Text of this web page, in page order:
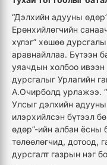
“Дэлхийн адууны
Ерөнхийлөгчийн
хүлэг” хөшөө
аравнайллаа. Бүтээн
уяачдын холбоо ивээн
дурсгалыг Урлагийн
А.Очирболд урлажээ.
Улсыг дэлхийн
илэрхийлсэн бүтээл
өдөр”-ийн албан ёсны
төлөөлөгчид, дотоод,
дурсгалт газрын нэг